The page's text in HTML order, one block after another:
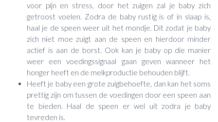
voor pijn en stress, door het zuigen zal je baby zich
getroost voelen. Zodra de baby rustig is of in slaap is,
haal je de speen weer uit het mondje. Dit zodat je baby
zich niet moe zuigt aan de speen en hierdoor minder
actief is aan de borst. Ook kan je baby op die manier
weer een voedingssignaal gaan geven wanneer het
honger heeft en de melkproductie behouden blijft.
Heeft je baby een grote zuigbehoefte, dan kan het soms
prettig zijn om tussen de voedingen door een speen aan
te bieden. Haal de speen er wel uit zodra je baby
tevreden is.